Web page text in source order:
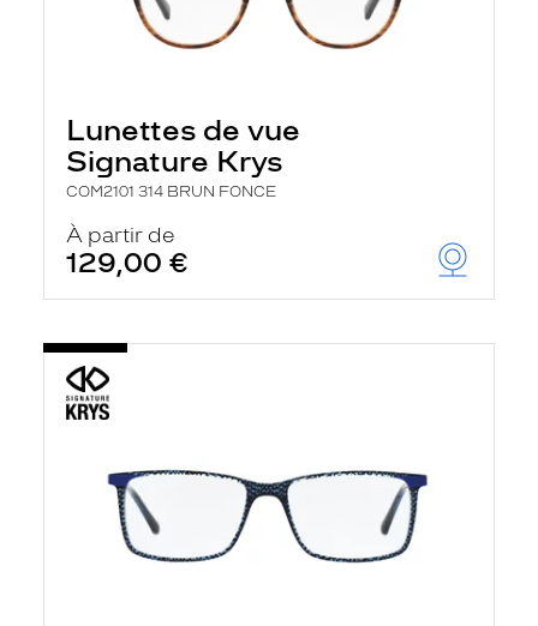
Lunettes de vue
Signature Krys
COM2101 314 BRUN FONCE
À partir de
129,00 €